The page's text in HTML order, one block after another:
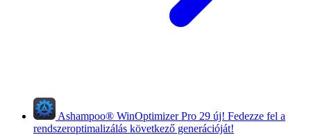
Ashampoo® WinOptimizer Pro 29 új! Fedezze fel a
rendszeroptimalizálás következő generációját!